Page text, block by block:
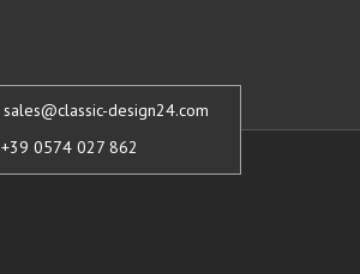
sales@classic-design24.com
+39 0574 027 862